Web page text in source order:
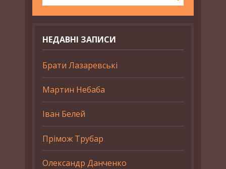
НЕДАВНІ ЗАПИСИ
Брати Лазаревські
Мартин Небаба
Іван Белей
Прімож Трубар
Олександр Данченко